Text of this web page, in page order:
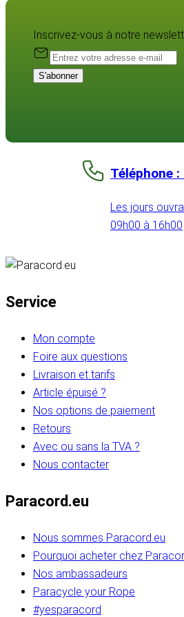
Inscrivez-vous à notre
S'abonner
Téléphone
Les jours
09h00 à 16h00
Service
Mon compte
Foire aux questions
Livraison et tarifs
Article épuisé ?
Nos options de paiement
Retours
Avec ou sans la TVA ?
Nous contacter
Paracord.eu
Nous sommes Paracord.eu
Pourquoi acheter chez
Nos ambassadeurs
Paracycle your Rope
#yesparacord